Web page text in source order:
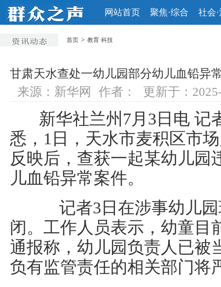
网站首页 聚焦·综合 社会
首页 > 教育·科技
甘肃天水查处一幼儿园部分幼儿血铅异
来源：新华网 作者： 更新于：
新华社兰州7月3日电 记
悉，1日，天水市麦积区市
反映后，查获一起某幼儿园
儿血铅异常案件。
记者3日在涉事幼儿园
闭。工作人员表示，幼童目
通报称，幼儿园负责人已被
负有监管责任的相关部门将